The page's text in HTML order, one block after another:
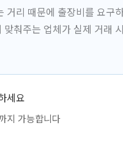
거리 때문에 출장비를 요구
춰주는 업체가 실제 거래
세요
지 가능합니다